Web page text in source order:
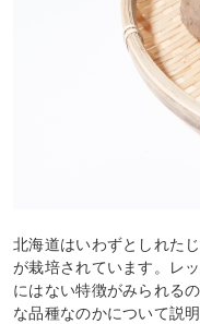
北海道はいわずとしれた
が栽培されています。レ
にはない特徴がみられる
な品種なのかについて説明